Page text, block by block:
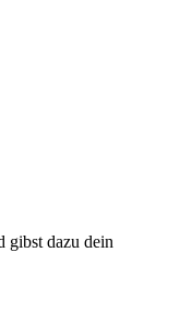
gibst dazu dein